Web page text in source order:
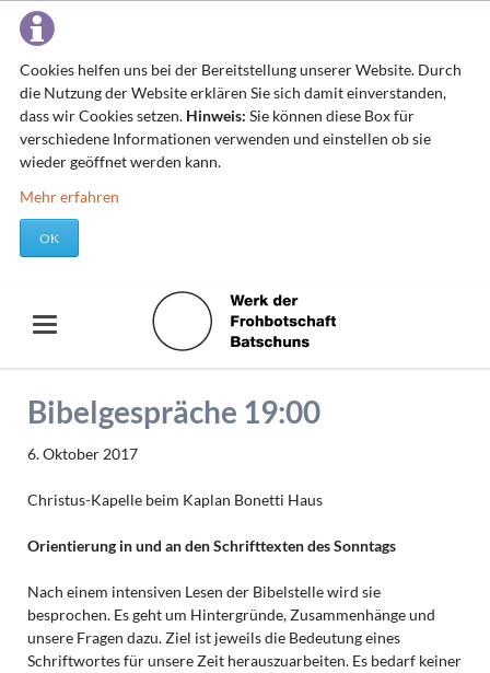
Cookies helfen uns bei der Bereitstellung unserer Website. Durch
die Nutzung der Website erklären Sie sich damit einverstanden,
dass wir Cookies setzen. Hinweis: Sie können diese Box für
verschiedene Informationen verwenden und einstellen ob sie
wieder geöffnet werden kann.
Mehr erfahren
OK
Bibelgespräche 19:00
6. Oktober 2017
Christus-Kapelle beim Kaplan Bonetti Haus
Orientierung in und an den Schrifttexten des Sonntags
Nach einem intensiven Lesen der Bibelstelle wird sie
besprochen. Es geht um Hintergründe, Zusammenhänge und
unsere Fragen dazu. Ziel ist jeweils die Bedeutung eines
Schriftwortes für unsere Zeit herauszuarbeiten. Es bedarf keiner